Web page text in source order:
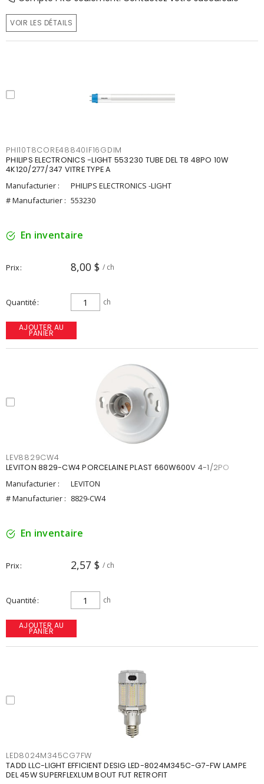
VOIR LES DÉTAILS
PHI10T8CORE48840IF16GDIM
PHILIPS ELECTRONICS -LIGHT 553230 TUBE DEL T8 48PO 10W
4K120/277/347 VITRE TYPE A
Manufacturier :
PHILIPS ELECTRONICS -LIGHT
# Manufacturier : 553230
En inventaire
Prix 8,00 $ / ch
Quantité ch
AJOUTER AU
PANIER
LEV8829CW4
LEVITON 8829-CW4 PORCELAINE PLAST 660W600V 4-1/2PO
Manufacturier :
LEVITON
# Manufacturier : 8829-CW4
En inventaire
Prix 2,57 $ / ch
Quantité ch
AJOUTER AU
PANIER
LED8024M345CG7FW
TADD LLC-LIGHT EFFICIENT DESIG LED-8024M345C-G7-FW LAMPE
DEL 45W SUPERFLEXLUM BOUT FUT RETROFIT